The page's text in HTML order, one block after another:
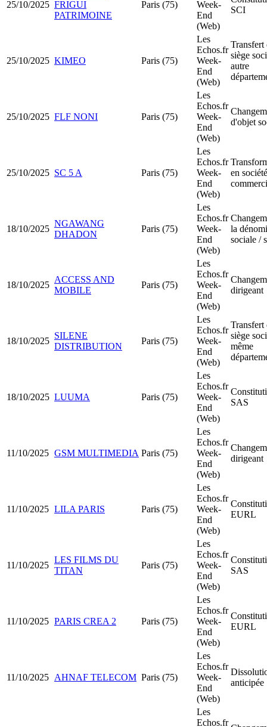
25/10/2025 FRIGUI
PATRIMOINE
Paris (75)
Week-
End
(Web)
SCI
25/10/2025 KIMEO Paris (75)
Les
Echos.fr
Week-
End
(Web)
Transfert
siège
autre
25/10/2025 FLF NONI Paris (75)
Les
Echos.fr
Week-
End
(Web)
d'objet
25/10/2025 SC 5 A Paris (75)
Les
Echos.fr
Week-
End
(Web)
en
18/10/2025
NGAWANG
DHADON
Paris (75)
Les
Echos.fr
Week-
End
(Web)
la
sociale /
18/10/2025
ACCESS AND
MOBILE
Paris (75)
Les
Echos.fr
Week-
End
(Web)
dirigeant
18/10/2025
SILENE
DISTRIBUTION
Paris (75)
Les
Echos.fr
Week-
End
(Web)
Transfert
siège
même
18/10/2025 LUUMA Paris (75)
Les
Echos.fr
Week-
End
(Web)
SAS
11/10/2025 GSM MULTIMEDIA Paris (75)
Les
Echos.fr
Week-
End
(Web)
dirigeant
11/10/2025 LILA PARIS Paris (75)
Les
Echos.fr
Week-
End
(Web)
EURL
11/10/2025
LES FILMS DU
TITAN
Paris (75)
Les
Echos.fr
Week-
End
(Web)
SAS
11/10/2025 PARIS CREA 2 Paris (75)
Les
Echos.fr
Week-
End
(Web)
EURL
11/10/2025 AHNAF TELECOM Paris (75)
Les
Echos.fr
Week-
End
(Web)
anticipée
Les
Echos.fr